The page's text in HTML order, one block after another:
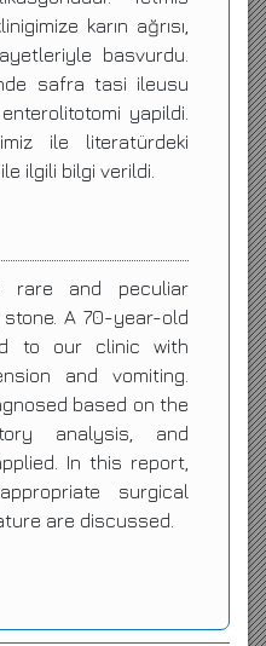
karın ağrısı,
basvurdu.
safra tasi ileusu
yapildi.
ile literatürdeki
ilgili bilgi verildi.
rare and peculiar
A 70-year-old
to our clinic with
and vomiting.
based on the
analysis, and
In this report,
surgical
are discussed.